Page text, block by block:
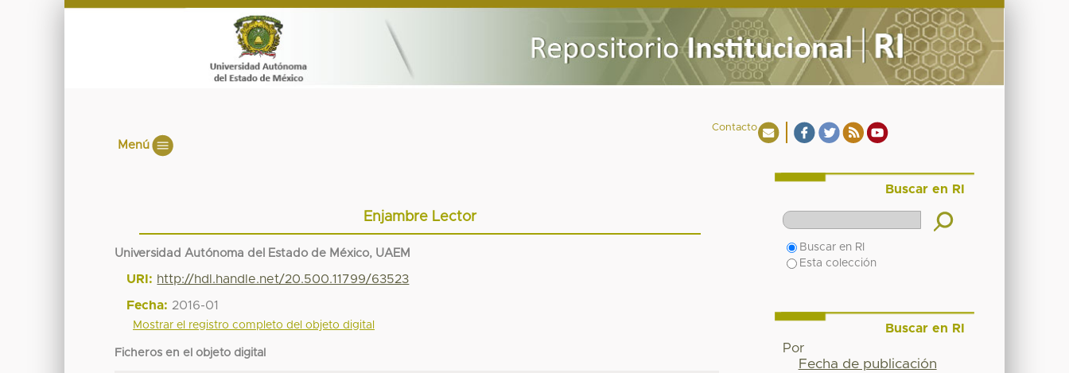
Contacto
Menú
Enjambre Lector
Universidad Autónoma del Estado de México, UAEM
URI: http://hdl.handle.net/20.500.11799/63523
Fecha: 2016-01
Mostrar el registro completo del objeto digital
Ficheros en el objeto digital
Buscar en RI
Buscar en RI
Esta colección
Buscar en RI
Por
Fecha de publicación